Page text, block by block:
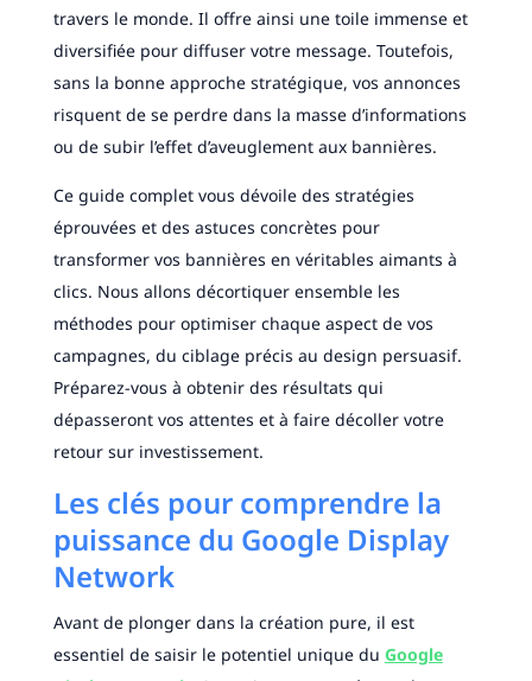
travers le monde. Il offre ainsi une toile immense et
diversifiée pour diffuser votre message. Toutefois,
sans la bonne approche stratégique, vos annonces
risquent de se perdre dans la masse d’informations
ou de subir l’effet d’aveuglement aux bannières.
Ce guide complet vous dévoile des stratégies
éprouvées et des astuces concrètes pour
transformer vos bannières en véritables aimants à
clics. Nous allons décortiquer ensemble les
méthodes pour optimiser chaque aspect de vos
campagnes, du ciblage précis au design persuasif.
Préparez-vous à obtenir des résultats qui
dépasseront vos attentes et à faire décoller votre
retour sur investissement.
Les clés pour comprendre la
puissance du Google Display
Network
Avant de plonger dans la création pure, il est
essentiel de saisir le potentiel unique du Google